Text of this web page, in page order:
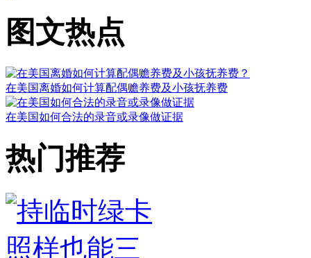
图文热点
在美国离婚如何计算配偶赡养费及小孩抚养费
在美国如何合法的录音或录像做证据
热门推荐